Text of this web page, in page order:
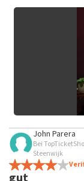
nicht
Bewertung
John Parera
Bei
Steenwijk